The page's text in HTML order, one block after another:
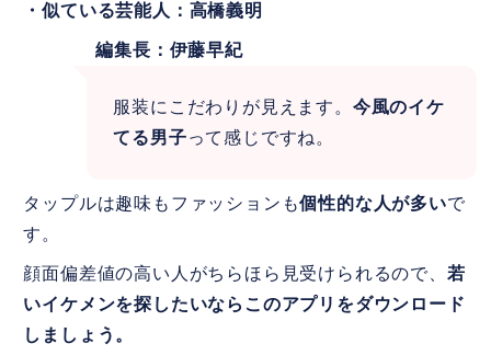
・似ている芸能人：高橋義明
編集長：伊藤早紀
服装にこだわりが見えます。 今風のイケ
てる男子って感じですね。
タップルは趣味もファッションも個性的な人が多いで
す。
顔面偏差値の高い人がちらほら見受けられるので、 若
いイケメンを探したいならこのアプリをダウンロード
しましょう。